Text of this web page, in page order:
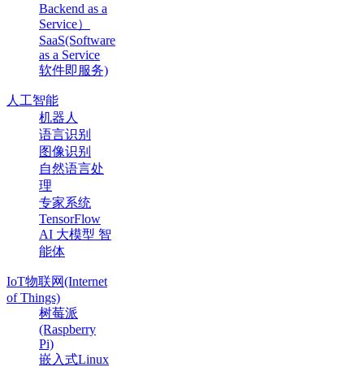
Backend as a
Service）
SaaS(Software
as a Service
软件即服务)
人工智能
机器人
语言识别
图像识别
自然语言处
理
专家系统
TensorFlow
AI 大模型 智
能体
IoT物联网(Internet
of Things)
树莓派
(Raspberry
Pi)
嵌入式Linux